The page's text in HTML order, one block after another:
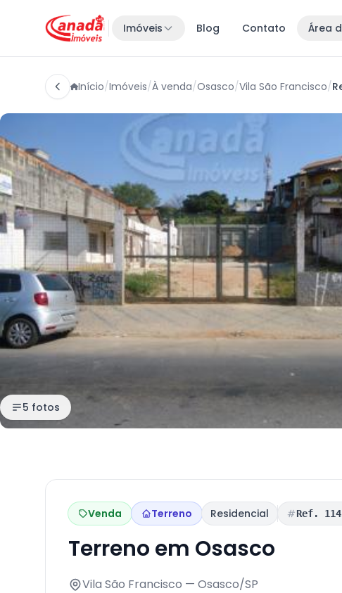
Imóveis Blog Contato Área
Início/Imóveis/À venda/Osasco/Vila São Francisco/
5 fotos
Venda Terreno Residencial Ref.
Terreno em Osasco
Vila São Francisco — Osasco/SP